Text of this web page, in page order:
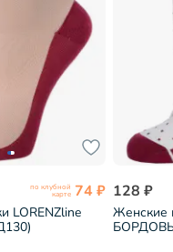
по клубной
карте 74 ₽
LORENZline
128 ₽
Женские